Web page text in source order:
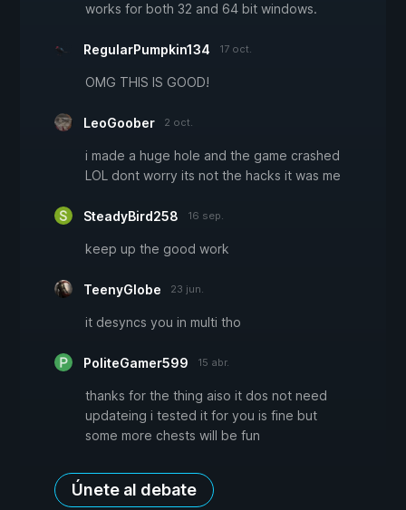
works for both 32 and 64 bit windows.
RegularPumpkin134 17 oct.
OMG THIS IS GOOD!
LeoGoober 2 oct.
i made a huge hole and the game crashed
LOL dont worry its not the hacks it was me
SteadyBird258 16 sep.
keep up the good work
TeenyGlobe 23 jun.
it desyncs you in multi tho
PoliteGamer599 15 abr.
thanks for the thing aiso it dos not need
updateing i tested it for you is fine but
some more chests will be fun
Únete al debate